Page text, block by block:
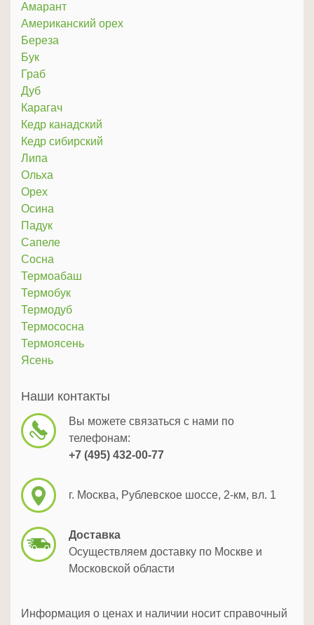
Амарант
Американский орех
Береза
Бук
Граб
Дуб
Карагач
Кедр канадский
Кедр сибирский
Липа
Ольха
Орех
Осина
Падук
Сапеле
Сосна
Термоабаш
Термобук
Термодуб
Термососна
Термоясень
Ясень
Наши контакты
Вы можете связаться с нами по
телефонам:
+7 (495) 432-00-77
г. Москва, Рублевское шоссе, 2-км, вл. 1
Доставка
Осуществляем доставку по Москве и
Московской области
Информация о ценах и наличии носит справочный